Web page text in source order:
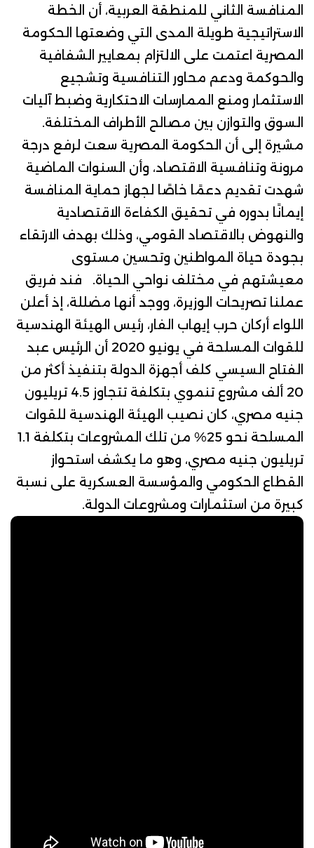
المنافسة الثاني للمنطقة العربية، أن الخطة
الاستراتيجية طويلة المدى التي وضعتها الحكومة
المصرية اعتمت على الالتزام بمعايير الشفافية
والحوكمة ودعم محاور التنافسية وتشجيع
الاستثمار ومنع الممارسات الاحتكارية وضبط آليات
السوق والتوازن بين مصالح الأطراف المختلفة.
مشيرة إلى أن الحكومة المصرية سعت لرفع درجة
مرونة وتنافسية الاقتصاد، وأن السنوات الماضية
شهدت تقديم دعمًا خاصًا لجهاز حماية المنافسة
إيمانًا بدوره في تحقيق الكفاءة الاقتصادية
والنهوض بالاقتصاد القومي، وذلك بهدف الارتقاء
بجودة حياة المواطنين وتحسين مستوى
معيشتهم في مختلف نواحي الحياة. فند فريق
عملنا تصريحات الوزيرة، ووجد أنها مضللة، إذ أعلن
اللواء أركان حرب إيهاب الفار، رئيس الهيئة الهندسية
للقوات المسلحة في يونيو 2020 أن الرئيس عبد
الفتاح السيسي كلف أجهزة الدولة بتنفيذ أكثر من
20 ألف مشروع تنموي بتكلفة تتجاوز 4.5 تريليون
جنيه مصري، كان نصيب الهيئة الهندسية للقوات
المسلحة نحو 25% من تلك المشروعات بتكلفة 1.1
تريليون جنيه مصري، وهو ما يكشف استحواز
القطاع الحكومي والمؤسسة العسكرية على نسبة
كبيرة من استثمارات ومشروعات الدولة.